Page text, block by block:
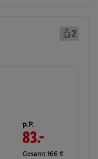
2
p.P.
83.-
Gesamt 166 €